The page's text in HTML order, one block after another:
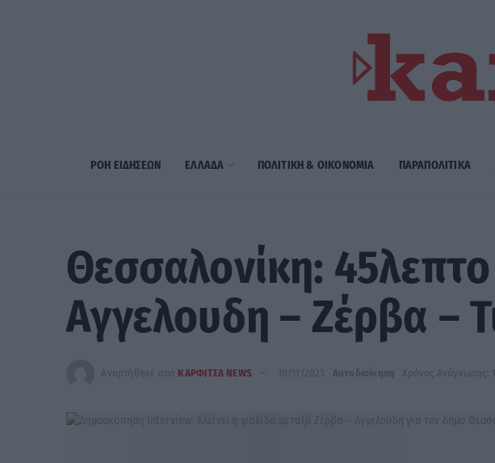
ΡΟΗ ΕΙΔΗΣΕΩΝ ΕΛΛΑΔΑ ΠΟΛΙΤΙΚΗ & ΟΙΚΟΝΟΜΙΑ ΠΑΡΑΠΟΛΙΤΙΚΑ
Θεσσαλονίκη:
Αγγελουδη – Ζέρβα –
Αναρτήθηκε από ΚΑΡΦΙΤΣΑ NEWS 10/11/2023 Αυτοδιοίκηση Χρόνος Ανάγνωσης: